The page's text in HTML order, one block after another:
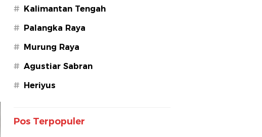
# Kalimantan Tengah
# Palangka Raya
# Murung Raya
# Agustiar Sabran
# Heriyus
Pos Terpopuler